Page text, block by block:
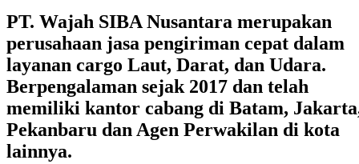
PT. Wajah SIBA Nusantara merupakan
perusahaan jasa pengiriman cepat dalam
layanan cargo Laut, Darat, dan Udara.
Berpengalaman sejak 2017 dan telah
memiliki kantor cabang di Batam,
Pekanbaru dan Agen Perwakilan di kota
lainnya.